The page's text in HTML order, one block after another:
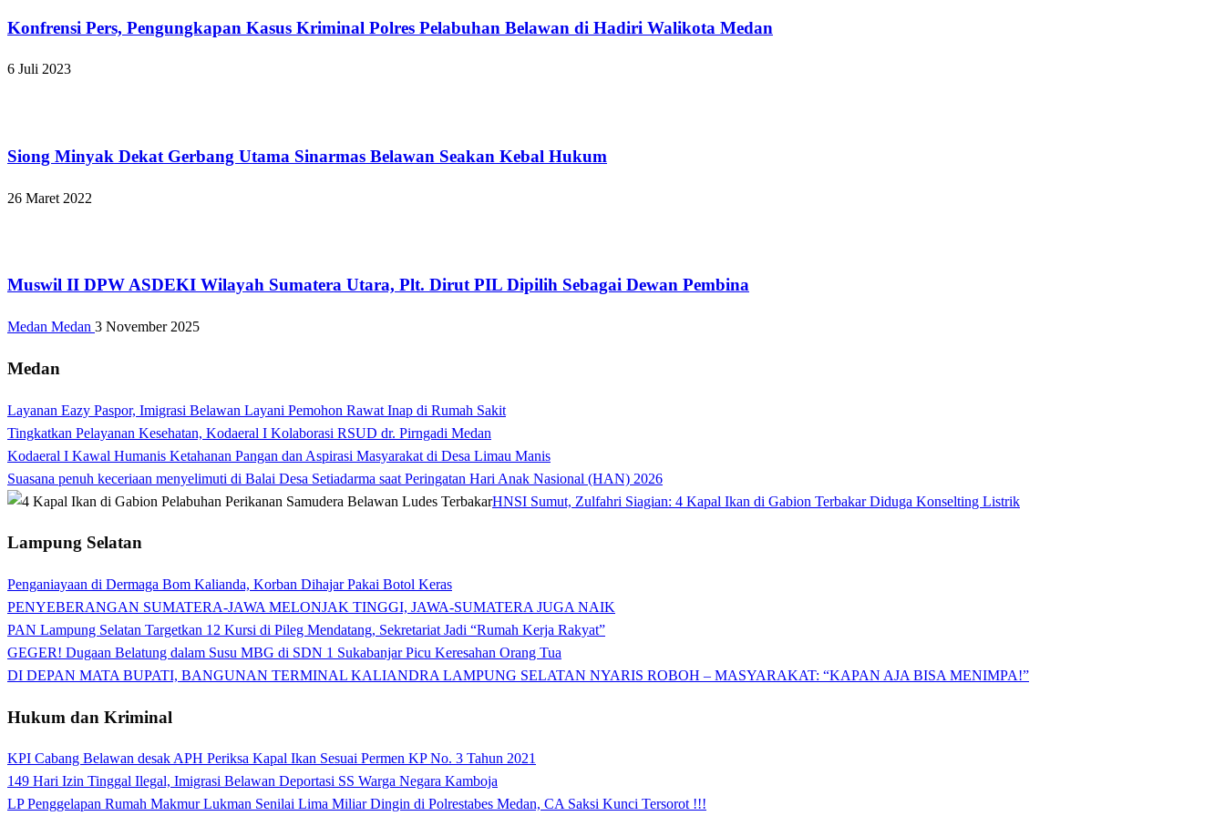
Konfrensi Pers, Pengungkapan Kasus Kriminal Polres Pelabuhan Belawan di Hadiri Walikota Medan
6 Juli 2023
Siong Minyak Dekat Gerbang Utama Sinarmas Belawan Seakan Kebal Hukum
26 Maret 2022
Muswil II DPW ASDEKI Wilayah Sumatera Utara, Plt. Dirut PIL Dipilih Sebagai Dewan Pembina
Medan Medan 3 November 2025
Medan
Layanan Eazy Paspor, Imigrasi Belawan Layani Pemohon Rawat Inap di Rumah Sakit
Tingkatkan Pelayanan Kesehatan, Kodaeral I Kolaborasi RSUD dr. Pirngadi Medan‎
Kodaeral I Kawal Humanis Ketahanan Pangan dan Aspirasi Masyarakat di Desa Limau Manis
Suasana penuh keceriaan menyelimuti di Balai Desa Setiadarma saat Peringatan Hari Anak Nasional (HAN) 2026
HNSI Sumut, Zulfahri Siagian: 4 Kapal Ikan di Gabion Terbakar Diduga Konselting Listrik
Lampung Selatan
Penganiayaan di Dermaga Bom Kalianda, Korban Dihajar Pakai Botol Keras
PENYEBERANGAN SUMATERA-JAWA MELONJAK TINGGI, JAWA-SUMATERA JUGA NAIK
PAN Lampung Selatan Targetkan 12 Kursi di Pileg Mendatang, Sekretariat Jadi “Rumah Kerja Rakyat”
GEGER! Dugaan Belatung dalam Susu MBG di SDN 1 Sukabanjar Picu Keresahan Orang Tua
DI DEPAN MATA BUPATI, BANGUNAN TERMINAL KALIANDRA LAMPUNG SELATAN NYARIS ROBOH – MASYARAKAT: “KAPAN AJA BISA MENIMPA!”
Hukum dan Kriminal
KPI Cabang Belawan desak APH Periksa Kapal Ikan Sesuai Permen KP No. 3 Tahun 2021
149 Hari Izin Tinggal Ilegal, Imigrasi Belawan Deportasi SS Warga Negara Kamboja
LP Penggelapan Rumah Makmur Lukman Senilai Lima Miliar Dingin di Polrestabes Medan, CA Saksi Kunci Tersorot !!!